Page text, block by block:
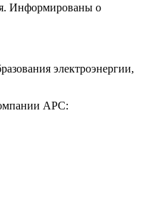
Информированы о
электроэнергии,
APC: